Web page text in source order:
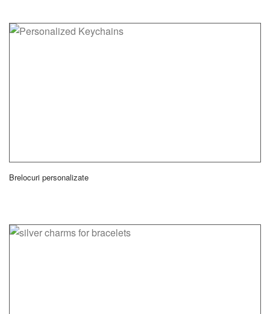
Brelocuri personalizate